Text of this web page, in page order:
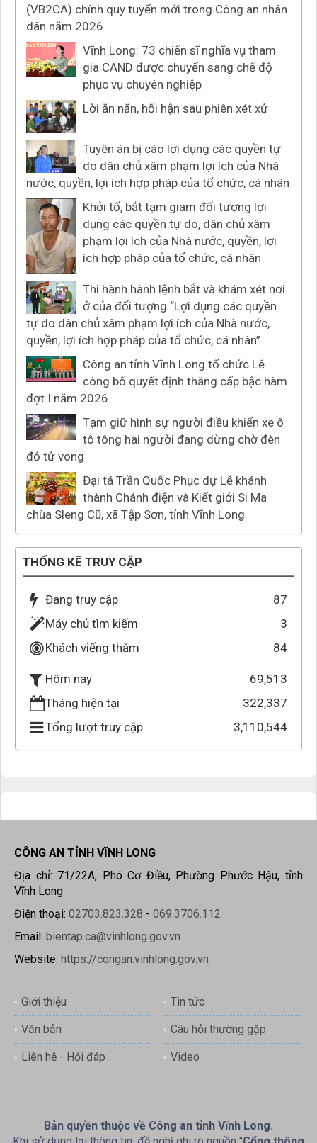
(VB2CA) chính quy tuyển mới trong Công an nhân
dân năm 2026
Vĩnh Long: 73 chiến sĩ nghĩa vụ tham
gia CAND được chuyển sang chế độ
phục vụ chuyên nghiệp
Lời ăn năn, hối hận sau phiên xét xử
Tuyên án bị cáo lợi dụng các quyền tự
do dân chủ xâm phạm lợi ích của Nhà
nước, quyền, lợi ích hợp pháp của tổ chức, cá nhân
Khởi tố, bắt tạm giam đối tượng lợi
dụng các quyền tự do, dân chủ xâm
phạm lợi ích của Nhà nước, quyền, lợi
ích hợp pháp của tổ chức, cá nhân
Thi hành hành lệnh bắt và khám xét nơi
ở của đối tượng “Lợi dụng các quyền
tự do dân chủ xâm phạm lợi ích của Nhà nước,
quyền, lợi ích hợp pháp của tổ chức, cá nhân”
Công an tỉnh Vĩnh Long tổ chức Lễ
công bố quyết định thăng cấp bậc hàm
đợt I năm 2026
Tạm giữ hình sự người điều khiển xe ô
tô tông hai người đang dừng chờ đèn
đỏ tử vong
Đại tá Trần Quốc Phục dự Lễ khánh
thành Chánh điện và Kiết giới Si Ma
chùa Sleng Cũ, xã Tập Sơn, tỉnh Vĩnh Long
THỐNG KÊ TRUY CẬP
Đang truy cập
87
Máy chủ tìm kiếm
3
Khách viếng thăm
84
Hôm nay
69,513
Tháng hiện tại
322,337
Tổng lượt truy cập
3,110,544
CÔNG AN TỈNH VĨNH LONG
Địa chỉ: 71/22A, Phó Cơ Điều, Phường Phước Hậu, tỉnh
Vĩnh Long
Điện thoại: 02703.823.328 - 069.3706.112
Email: bientap.ca@vinhlong.gov.vn
Website: https://congan.vinhlong.gov.vn
Giới thiệu Tin tức
Văn bản Câu hỏi thường gặp
Liên hệ - Hỏi đáp Video
Bản quyền thuộc về Công an tỉnh Vĩnh Long.